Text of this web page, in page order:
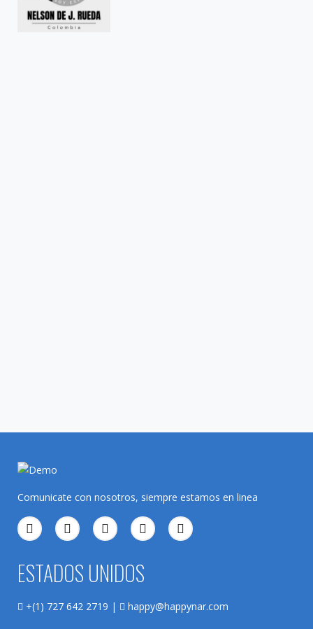
Comunicate con nosotros, siempre estamos en linea
ESTADOS UNIDOS
+(1) 727 642 2719 | happy@happynar.com